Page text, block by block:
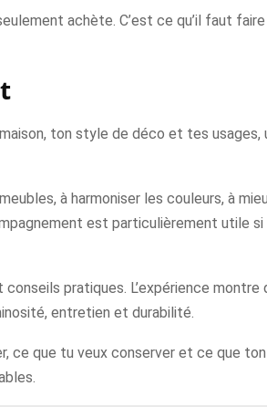
achète. C’est ce qu’il faut
ton style de déco et tes usages,
à harmoniser les couleurs, à
est particulièrement utile
pratiques. L’expérience
entretien et durabilité.
ce que tu veux conserver et ce que